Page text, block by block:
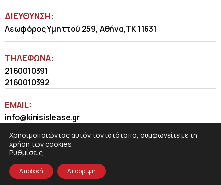
ΔΙΕΥΘΥΝΣΗ:
Λεωφόρος Υμηττού 259, Αθήνα,ΤΚ 11631
ΤΗΛΈΦΩΝΑ:
2160010391
2160010392
EMAIL:
info@kinisislease.gr
COSMOTE NewSite4U© 2026
Χρησιμοποιώντας αυτόν τον ιστότοπο, συμφωνείτε με τη
χρήση των cookies
Ρυθμίσεις.
Αποδοχή Απόρριψη